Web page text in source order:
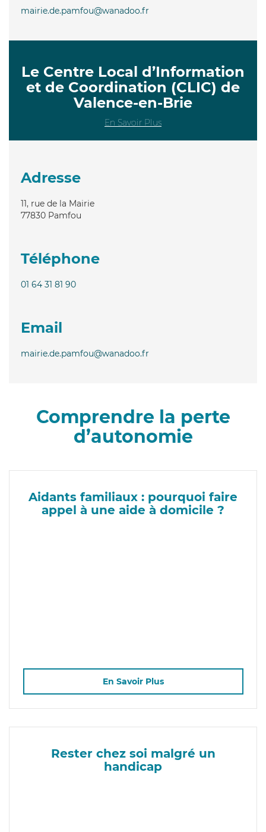
mairie.de.pamfou@wanadoo.fr
Le Centre Local d’Information
et de Coordination (CLIC) de
Valence-en-Brie
En Savoir Plus
Adresse
11, rue de la Mairie
77830 Pamfou
Téléphone
01 64 31 81 90
Email
mairie.de.pamfou@wanadoo.fr
Comprendre la perte
d’autonomie
Aidants familiaux : pourquoi faire
appel à une aide à domicile ?
En Savoir Plus
Rester chez soi malgré un
handicap